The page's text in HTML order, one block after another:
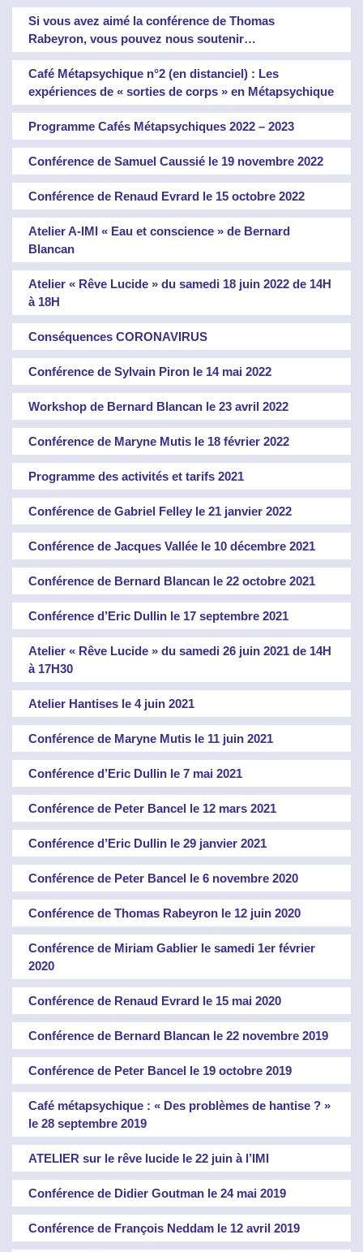
Si vous avez aimé la conférence de Thomas
Rabeyron, vous pouvez nous soutenir…
Café Métapsychique n°2 (en distanciel) : Les
expériences de « sorties de corps » en Métapsychique
Programme Cafés Métapsychiques 2022 – 2023
Conférence de Samuel Caussié le 19 novembre 2022
Conférence de Renaud Evrard le 15 octobre 2022
Atelier A-IMI « Eau et conscience » de Bernard
Blancan
Atelier « Rêve Lucide » du samedi 18 juin 2022 de 14H
à 18H
Conséquences CORONAVIRUS
Conférence de Sylvain Piron le 14 mai 2022
Workshop de Bernard Blancan le 23 avril 2022
Conférence de Maryne Mutis le 18 février 2022
Programme des activités et tarifs 2021
Conférence de Gabriel Felley le 21 janvier 2022
Conférence de Jacques Vallée le 10 décembre 2021
Conférence de Bernard Blancan le 22 octobre 2021
Conférence d’Eric Dullin le 17 septembre 2021
Atelier « Rêve Lucide » du samedi 26 juin 2021 de 14H
à 17H30
Atelier Hantises le 4 juin 2021
Conférence de Maryne Mutis le 11 juin 2021
Conférence d’Eric Dullin le 7 mai 2021
Conférence de Peter Bancel le 12 mars 2021
Conférence d’Eric Dullin le 29 janvier 2021
Conférence de Peter Bancel le 6 novembre 2020
Conférence de Thomas Rabeyron le 12 juin 2020
Conférence de Miriam Gablier le samedi 1er février
2020
Conférence de Renaud Evrard le 15 mai 2020
Conférence de Bernard Blancan le 22 novembre 2019
Conférence de Peter Bancel le 19 octobre 2019
Café métapsychique : « Des problèmes de hantise ? »
le 28 septembre 2019
ATELIER sur le rêve lucide le 22 juin à l’IMI
Conférence de Didier Goutman le 24 mai 2019
Conférence de François Neddam le 12 avril 2019